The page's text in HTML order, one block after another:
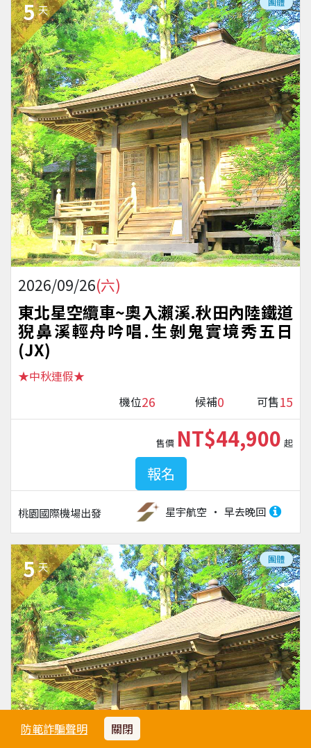
防範詐騙聲明 關閉
5 天
2026/09/26(六)
東北星空纜車~奧入瀨溪.秋田內陸鐵道
猊鼻溪輕舟吟唱.生剝鬼實境秀五日
(JX)
★中秋連假★
機位26 候補0 可售15
桃園國際機場出發 星宇航空 早去晚回
售價 NT$44,900 起
報名
5 天
團體